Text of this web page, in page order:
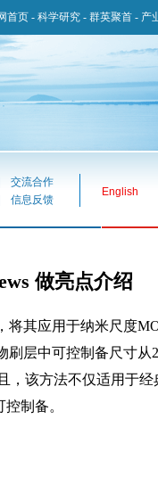
首页 - 科学研究 - 群英聚首 - 产
交流合作
English
信息反馈
做亮点介绍
将其应用于纳米尺度
刷层中可控制备尺寸从
，该方法不仅适用于经
制备。